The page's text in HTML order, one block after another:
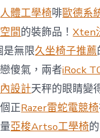
人體工學椅啡歐德系
間的裝飾品！Xten
是無限久坐椅子推薦
傻氣，兩者iRock
設計天秤的眼睛變
正Razer雷蛇電競椅
亞梭Artso工學椅